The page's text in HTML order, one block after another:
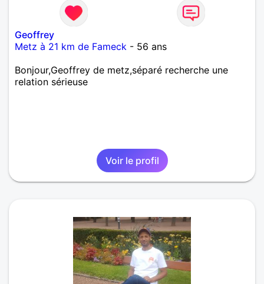
Geoffrey
Metz à 21 km de Fameck - 56 ans
Bonjour,Geoffrey de metz,séparé recherche une
relation sérieuse
Voir le profil